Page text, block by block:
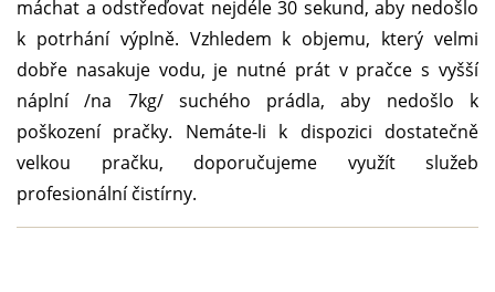
máchat a odstřeďovat nejdéle 30 sekund, aby nedošlo
k potrhání výplně. Vzhledem k objemu, který velmi
dobře nasakuje vodu, je nutné prát v pračce s vyšší
náplní /na 7kg/ suchého prádla, aby nedošlo k
poškození pračky. Nemáte-li k dispozici dostatečně
velkou pračku, doporučujeme využít služeb
profesionální čistírny.